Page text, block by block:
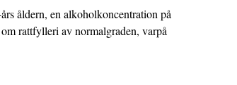
åldern, en alkoholkoncentration på
rattfylleri av normalgraden, varpå